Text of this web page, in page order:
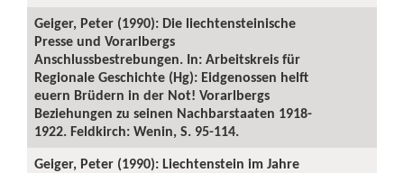
Geiger, Peter (1990): Die liechtensteinische
Presse und Vorarlbergs
Anschlussbestrebungen. In: Arbeitskreis für
Regionale Geschichte (Hg): Eidgenossen helft
euern Brüdern in der Not! Vorarlbergs
Beziehungen zu seinen Nachbarstaaten 1918-
1922. Feldkirch: Wenin, S. 95-114.
Geiger, Peter (1990): Liechtenstein im Jahre